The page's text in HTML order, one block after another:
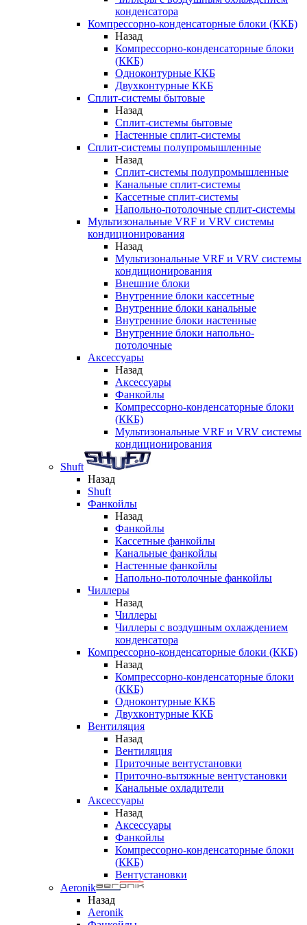
конденсатора
Компрессорно-конденсаторные блоки (ККБ)
Назад
Компрессорно-конденсаторные блоки
(ККБ)
Одноконтурные ККБ
Двухконтурные ККБ
Сплит-системы бытовые
Назад
Сплит-системы бытовые
Настенные сплит-системы
Сплит-системы полупромышленные
Назад
Сплит-системы полупромышленные
Канальные сплит-системы
Кассетные сплит-системы
Напольно-потолочные сплит-системы
Мультизональные VRF и VRV системы
кондиционирования
Назад
Мультизональные VRF и VRV системы
кондиционирования
Внешние блоки
Внутренние блоки кассетные
Внутренние блоки канальные
Внутренние блоки настенные
Внутренние блоки напольно-
потолочные
Аксессуары
Назад
Аксессуары
Фанкойлы
Компрессорно-конденсаторные блоки
(ККБ)
Мультизональные VRF и VRV системы
кондиционирования
Shuft
Назад
Shuft
Фанкойлы
Назад
Фанкойлы
Кассетные фанкойлы
Канальные фанкойлы
Настенные фанкойлы
Напольно-потолочные фанкойлы
Чиллеры
Назад
Чиллеры
Чиллеры с воздушным охлаждением
конденсатора
Компрессорно-конденсаторные блоки (ККБ)
Назад
Компрессорно-конденсаторные блоки
(ККБ)
Одноконтурные ККБ
Двухконтурные ККБ
Вентиляция
Назад
Вентиляция
Приточные вентустановки
Приточно-вытяжные вентустановки
Канальные охладители
Аксессуары
Назад
Аксессуары
Фанкойлы
Компрессорно-конденсаторные блоки
(ККБ)
Вентустановки
Aeronik
Назад
Aeronik